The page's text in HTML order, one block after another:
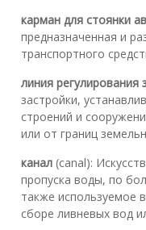
карман для стоянки
предназначенная и
транспортного
линия регулирования
застройки,
строений и
или от границ
канал (canal):
пропуска воды, по
также используемое
сборе ливневых вод